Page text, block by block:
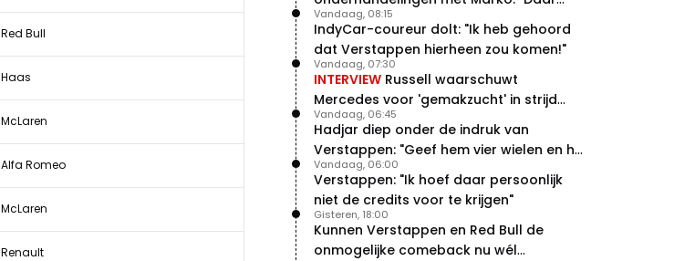
Red Bull
Haas
McLaren
Alfa Romeo
McLaren
Renault
was ik erg door verrast"
IndyCar-coureur dolt: "Ik heb gehoord
dat Verstappen hierheen zou komen!"
Vandaag, 08:15
INTERVIEW Russell waarschuwt
Mercedes voor 'gemakzucht' in strijd
met concurrentie
Vandaag, 07:30
Hadjar diep onder de indruk van
Verstappen: "Geef hem vier wielen en hij
levert"
Vandaag, 06:45
Verstappen: "Ik hoef daar persoonlijk
niet de credits voor te krijgen"
Vandaag, 06:00
Kunnen Verstappen en Red Bull de
onmogelijke comeback nu wél
Gisteren, 18:00